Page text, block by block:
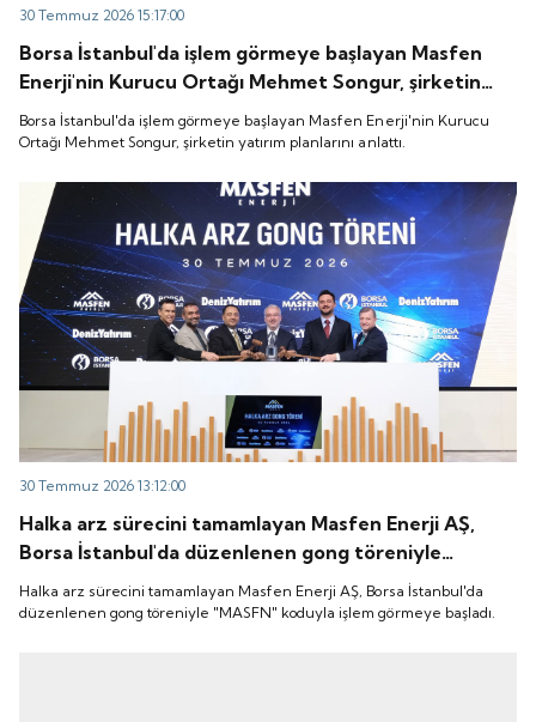
30 Temmuz 2026 15:17:00
Borsa İstanbul'da işlem görmeye başlayan Masfen
Enerji'nin Kurucu Ortağı Mehmet Songur, şirketin
yatırım planlarını anlattı.
Borsa İstanbul'da işlem görmeye başlayan Masfen Enerji'nin Kurucu
Ortağı Mehmet Songur, şirketin yatırım planlarını anlattı.
30 Temmuz 2026 13:12:00
Halka arz sürecini tamamlayan Masfen Enerji AŞ,
Borsa İstanbul'da düzenlenen gong töreniyle
"MASFN" koduyla işlem görmeye başladı.
Halka arz sürecini tamamlayan Masfen Enerji AŞ, Borsa İstanbul'da
düzenlenen gong töreniyle "MASFN" koduyla işlem görmeye başladı.